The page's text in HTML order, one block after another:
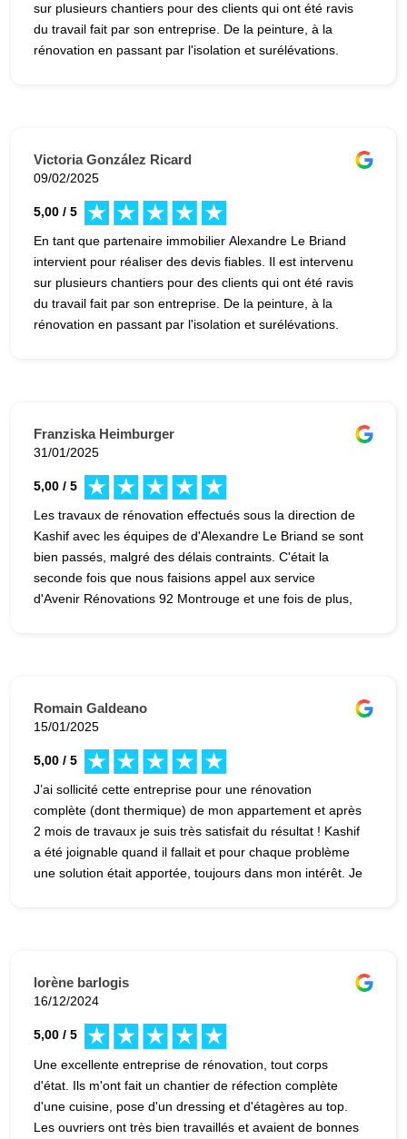
sur plusieurs chantiers pour des clients qui ont été ravis
du travail fait par son entreprise. De la peinture, à la
rénovation en passant par l'isolation et surélévations.
Victoria González Ricard
09/02/2025
5,00 / 5
En tant que partenaire immobilier Alexandre Le Briand
intervient pour réaliser des devis fiables. Il est intervenu
sur plusieurs chantiers pour des clients qui ont été ravis
du travail fait par son entreprise. De la peinture, à la
rénovation en passant par l'isolation et surélévations.
Franziska Heimburger
31/01/2025
5,00 / 5
Les travaux de rénovation effectués sous la direction de
Kashif avec les équipes de d'Alexandre Le Briand se sont
bien passés, malgré des délais contraints. C'était la
seconde fois que nous faisions appel aux service
d'Avenir Rénovations 92 Montrouge et une fois de plus,
appel à eux une troisième fois si l'occasion se présente !
Romain Galdeano
15/01/2025
5,00 / 5
J’ai sollicité cette entreprise pour une rénovation
complète (dont thermique) de mon appartement et après
2 mois de travaux je suis très satisfait du résultat ! Kashif
a été joignable quand il fallait et pour chaque problème
une solution était apportée, toujours dans mon intérêt. Je
lorène barlogis
16/12/2024
5,00 / 5
Une excellente entreprise de rénovation, tout corps
d'état. Ils m'ont fait un chantier de réfection complète
d'une cuisine, pose d'un dressing et d'étagères au top.
Les ouvriers ont très bien travaillés et avaient de bonnes